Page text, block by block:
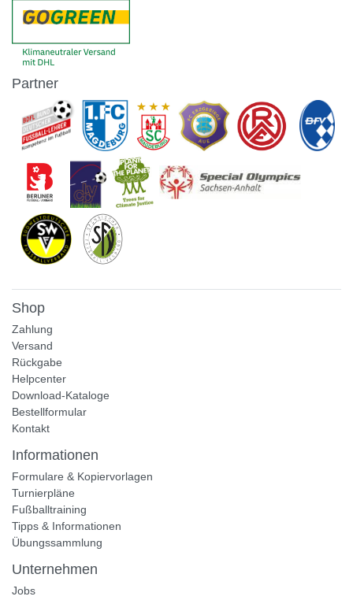
Partner
Shop
Zahlung
Versand
Rückgabe
Helpcenter
Download-Kataloge
Bestellformular
Kontakt
Informationen
Formulare & Kopiervorlagen
Turnierpläne
Fußballtraining
Tipps & Informationen
Übungssammlung
Unternehmen
Jobs